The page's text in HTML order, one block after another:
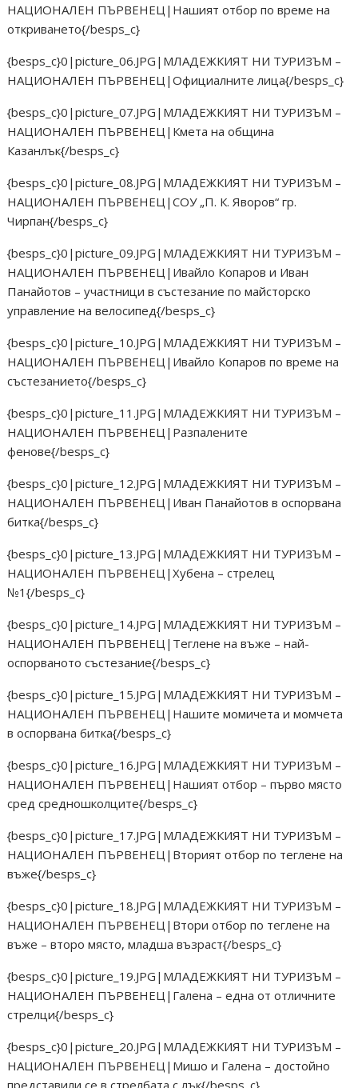
НАЦИОНАЛЕН ПЪРВЕНЕЦ|Нашият отбор по време на
откриването{/besps_c}
{besps_c}0|picture_06.JPG|МЛАДЕЖКИЯТ НИ ТУРИЗЪМ –
НАЦИОНАЛЕН ПЪРВЕНЕЦ|Официалните лица{/besps_c}
{besps_c}0|picture_07.JPG|МЛАДЕЖКИЯТ НИ ТУРИЗЪМ –
НАЦИОНАЛЕН ПЪРВЕНЕЦ|Кмета на община
Казанлък{/besps_c}
{besps_c}0|picture_08.JPG|МЛАДЕЖКИЯТ НИ ТУРИЗЪМ –
НАЦИОНАЛЕН ПЪРВЕНЕЦ|СОУ „П. К. Яворов“ гр.
Чирпан{/besps_c}
{besps_c}0|picture_09.JPG|МЛАДЕЖКИЯТ НИ ТУРИЗЪМ –
НАЦИОНАЛЕН ПЪРВЕНЕЦ|Ивайло Копаров и Иван
Панайотов – участници в състезание по майсторско
управление на велосипед{/besps_c}
{besps_c}0|picture_10.JPG|МЛАДЕЖКИЯТ НИ ТУРИЗЪМ –
НАЦИОНАЛЕН ПЪРВЕНЕЦ|Ивайло Копаров по време на
състезанието{/besps_c}
{besps_c}0|picture_11.JPG|МЛАДЕЖКИЯТ НИ ТУРИЗЪМ –
НАЦИОНАЛЕН ПЪРВЕНЕЦ|Разпалените
фенове{/besps_c}
{besps_c}0|picture_12.JPG|МЛАДЕЖКИЯТ НИ ТУРИЗЪМ –
НАЦИОНАЛЕН ПЪРВЕНЕЦ|Иван Панайотов в оспорвана
битка{/besps_c}
{besps_c}0|picture_13.JPG|МЛАДЕЖКИЯТ НИ ТУРИЗЪМ –
НАЦИОНАЛЕН ПЪРВЕНЕЦ|Хубена – стрелец
№1{/besps_c}
{besps_c}0|picture_14.JPG|МЛАДЕЖКИЯТ НИ ТУРИЗЪМ –
НАЦИОНАЛЕН ПЪРВЕНЕЦ|Теглене на въже – най-
оспорваното състезание{/besps_c}
{besps_c}0|picture_15.JPG|МЛАДЕЖКИЯТ НИ ТУРИЗЪМ –
НАЦИОНАЛЕН ПЪРВЕНЕЦ|Нашите момичета и момчета
в оспорвана битка{/besps_c}
{besps_c}0|picture_16.JPG|МЛАДЕЖКИЯТ НИ ТУРИЗЪМ –
НАЦИОНАЛЕН ПЪРВЕНЕЦ|Нашият отбор – първо място
сред средношколците{/besps_c}
{besps_c}0|picture_17.JPG|МЛАДЕЖКИЯТ НИ ТУРИЗЪМ –
НАЦИОНАЛЕН ПЪРВЕНЕЦ|Вторият отбор по теглене на
въже{/besps_c}
{besps_c}0|picture_18.JPG|МЛАДЕЖКИЯТ НИ ТУРИЗЪМ –
НАЦИОНАЛЕН ПЪРВЕНЕЦ|Втори отбор по теглене на
въже – второ място, младша възраст{/besps_c}
{besps_c}0|picture_19.JPG|МЛАДЕЖКИЯТ НИ ТУРИЗЪМ –
НАЦИОНАЛЕН ПЪРВЕНЕЦ|Галена – една от отличните
стрелци{/besps_c}
{besps_c}0|picture_20.JPG|МЛАДЕЖКИЯТ НИ ТУРИЗЪМ –
НАЦИОНАЛЕН ПЪРВЕНЕЦ|Мишо и Галена – достойно
представили се в стрелбата с лък{/besps_c}